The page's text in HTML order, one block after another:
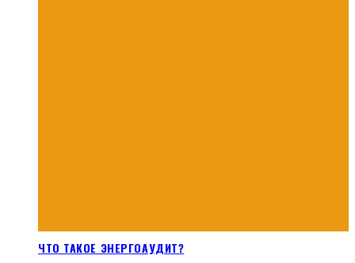
ЧТО ТАКОЕ ЭНЕРГОАУДИТ?